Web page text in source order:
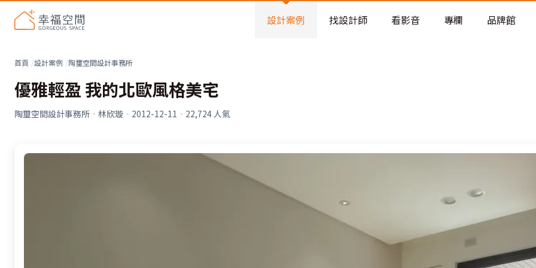
老屋預算分配與高 CP 值煥新術
設計案例 找設計師 看影音 專欄 品牌館
首頁 設計案例 陶璽空間設計事務所
優雅輕盈 我的北歐風格美宅
陶璽空間設計事務所 · 林欣璇 · 2012-12-11 · 22,724人氣